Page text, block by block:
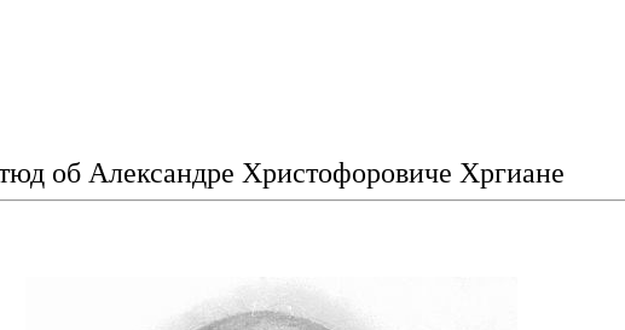
об Александре Христофоровиче Хргиане